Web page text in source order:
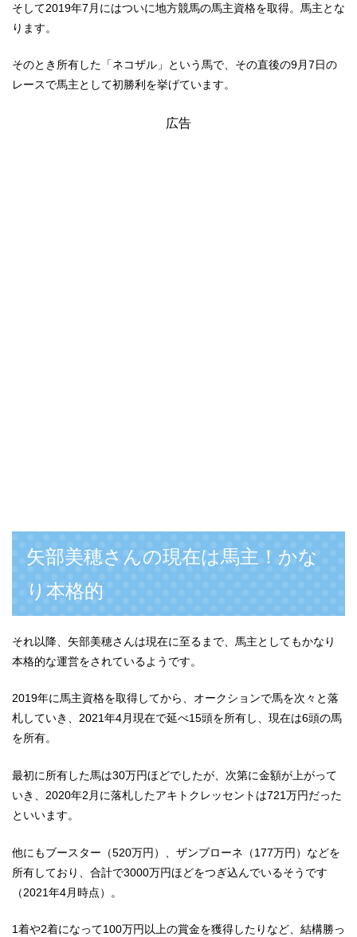
そして2019年7月にはついに地方競馬の馬主資格を取得。馬主とな
ります。
そのとき所有した「ネコザル」という馬で、その直後の9月7日の
レースで馬主として初勝利を挙げています。
広告
矢部美穂さんの現在は馬主！かな
り本格的
それ以降、矢部美穂さんは現在に至るまで、馬主としてもかなり
本格的な運営をされているようです。
2019年に馬主資格を取得してから、オークションで馬を次々と落
札していき、2021年4月現在で延べ15頭を所有し、現在は6頭の馬
を所有。
最初に所有した馬は30万円ほどでしたが、次第に金額が上がって
いき、2020年2月に落札したアキトクレッセントは721万円だった
といいます。
他にもブースター（520万円）、ザンブローネ（177万円）などを
所有しており、合計で3000万円ほどをつぎ込んでいるそうです
（2021年4月時点）。
1着や2着になって100万円以上の賞金を獲得したりなど、結構勝っ